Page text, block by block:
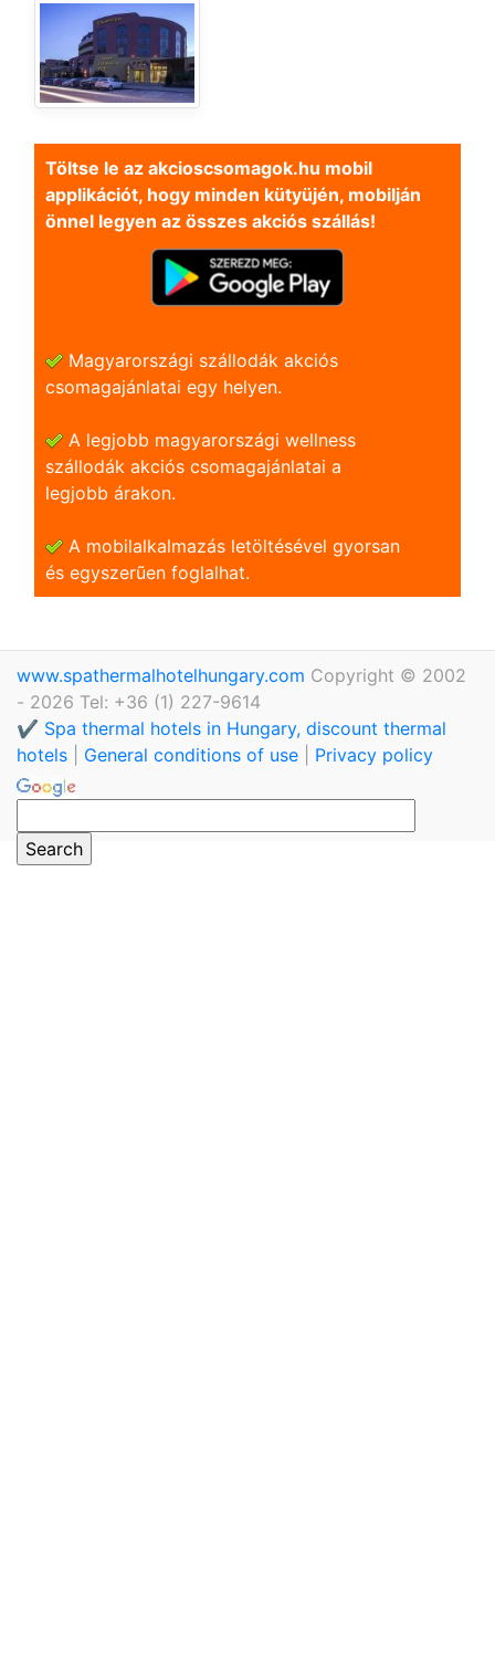
Töltse le az akcioscsomagok.hu mobil
applikációt, hogy minden kütyüjén, mobilján
önnel legyen az összes akciós szállás!
Magyarországi szállodák akciós
csomagajánlatai egy helyen.
A legjobb magyarországi wellness
szállodák akciós csomagajánlatai a
legjobb árakon.
A mobilalkalmazás letöltésével gyorsan
és egyszerũen foglalhat.
www.spathermalhotelhungary.com Copyright © 2002
- 2026 Tel: +36 (1) 227-9614
✔️ Spa thermal hotels in Hungary, discount thermal
hotels
General conditions of use Privacy policy